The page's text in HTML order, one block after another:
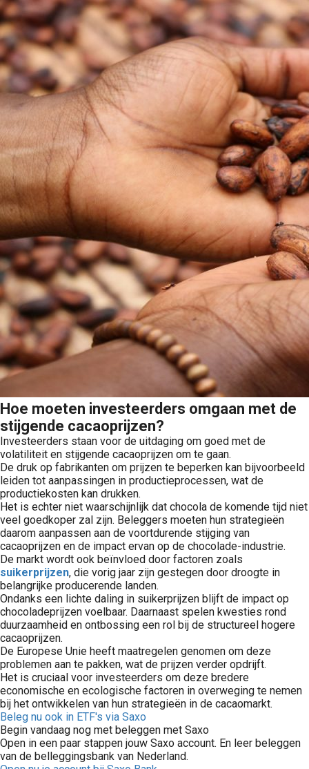
Hoe moeten investeerders omgaan met de
stijgende cacaoprijzen?
Investeerders staan voor de uitdaging om goed met de
volatiliteit en stijgende cacaoprijzen om te gaan.
De druk op fabrikanten om prijzen te beperken kan bijvoorbeeld
leiden tot aanpassingen in productieprocessen, wat de
productiekosten kan drukken.
Het is echter niet waarschijnlijk dat chocola de komende tijd niet
veel goedkoper zal zijn. Beleggers moeten hun strategieën
daarom aanpassen aan de voortdurende stijging van
cacaoprijzen en de impact ervan op de chocolade-industrie.
De markt wordt ook beïnvloed door factoren zoals
suikerprijzen, die vorig jaar zijn gestegen door droogte in
belangrijke producerende landen.
Ondanks een lichte daling in suikerprijzen blijft de impact op
chocoladeprijzen voelbaar. Daarnaast spelen kwesties rond
duurzaamheid en ontbossing een rol bij de structureel hogere
cacaoprijzen.
De Europese Unie heeft maatregelen genomen om deze
problemen aan te pakken, wat de prijzen verder opdrijft.
Het is cruciaal voor investeerders om deze bredere
economische en ecologische factoren in overweging te nemen
bij het ontwikkelen van hun strategieën in de cacaomarkt.
Beleg nu ook in ETF's via Saxo
Begin vandaag nog met beleggen met Saxo
Open in een paar stappen jouw Saxo account. En leer beleggen
van de belleggingsbank van Nederland.